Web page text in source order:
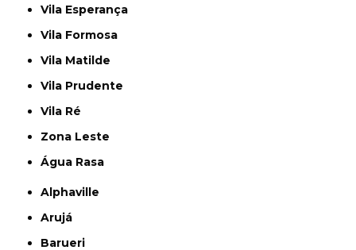
Vila Esperança
Vila Formosa
Vila Matilde
Vila Prudente
Vila Ré
Zona Leste
Água Rasa
Alphaville
Arujá
Barueri